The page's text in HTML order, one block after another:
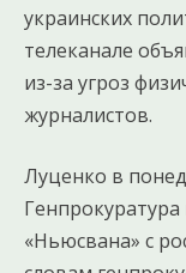
украинских
телеканале
из-за угроз
журналистов.
Луценко в
«Ньюсвана» с